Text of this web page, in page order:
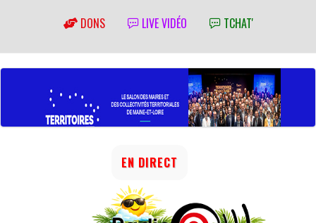
DONS LIVE VIDÉO TCHAT'
EN DIRECT